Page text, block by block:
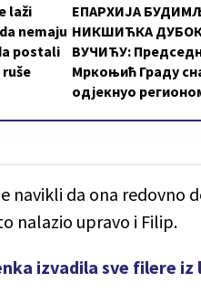
laži
nemaju
postali
ЕПАРХИЈА
НИКШИЋКА
ВУЧИЋУ:
Мркоњић Граду
одјекнуо
navikli da ona redovno
nalazio upravo i Filip.
izvadila sve filere